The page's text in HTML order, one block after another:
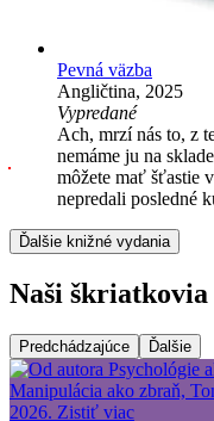
Pevná väzba
Angličtina, 2025
Vypredané
Ach, mrzí nás to, z
nemáme ju na
môžete mať šťastie
nepredali posledné
Ďalšie knižné vydania
Naši
Predchádzajúce Ďalšie